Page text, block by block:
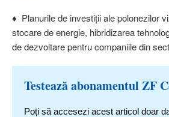
♦ Planurile de investiţii ale polonezilor
stocare de energie, hibridizarea
de dezvoltare pentru companiile din
Testează abonamentul ZF
Poți să accesezi acest articol doar